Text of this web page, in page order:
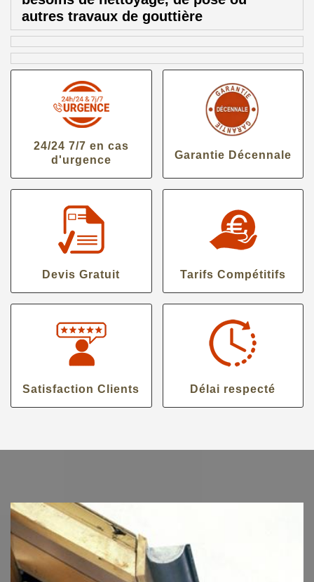
autres travaux de gouttière
24/24 7/7 en cas
d'urgence
Garantie Décennale
Devis Gratuit Tarifs Compétitifs
Satisfaction Clients Délai respecté